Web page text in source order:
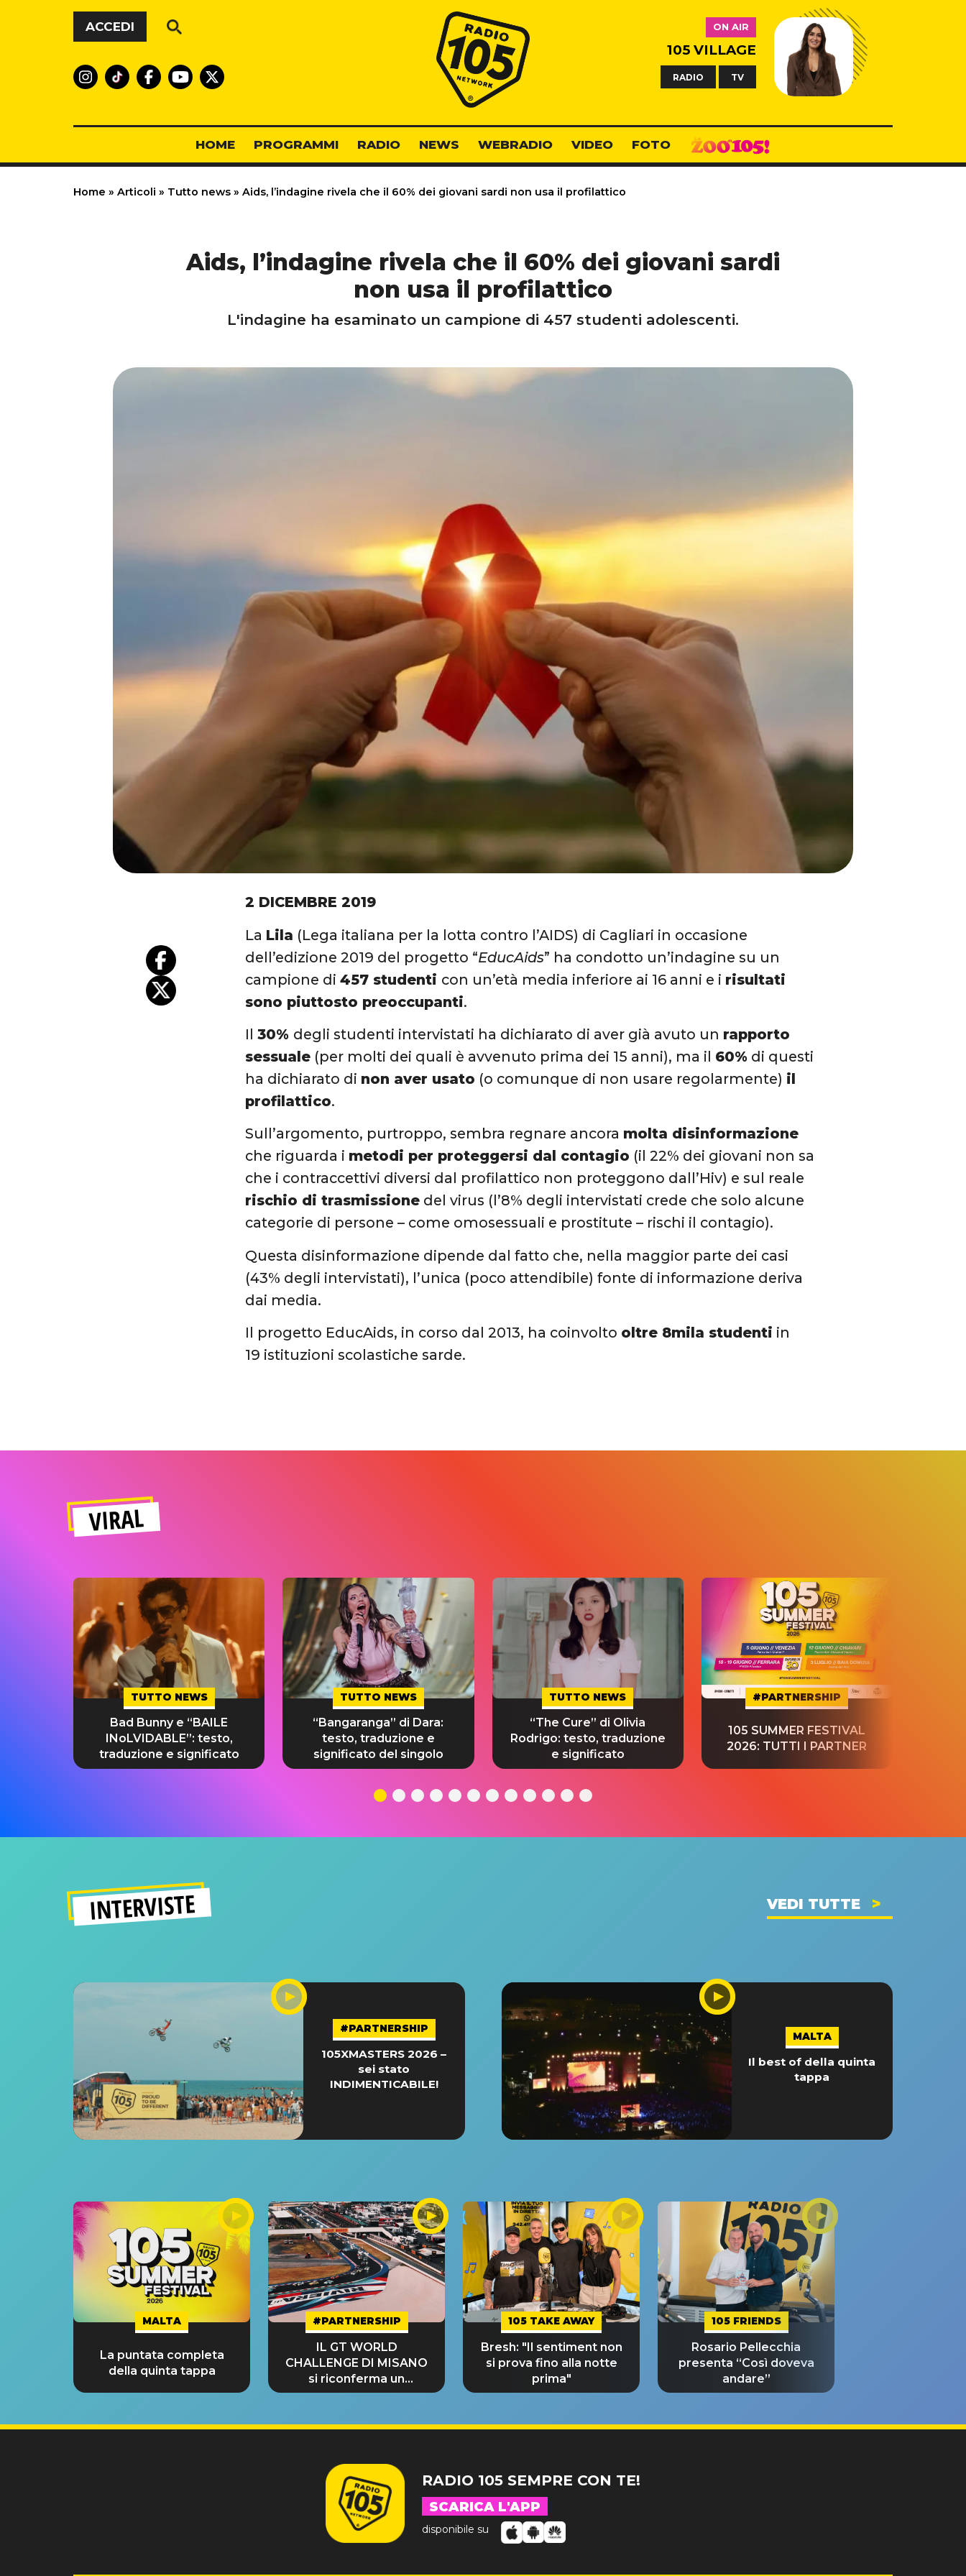
Vai al contenuto
ACCEDI
Radio 105
ON AIR
105 VILLAGE
RADIO TV
HOME PROGRAMMI RADIO NEWS WEBRADIO VIDEO FOTO
Home » Articoli » Tutto news » Aids, l’indagine rivela che il 60% dei giovani sardi non usa il profilattico
Aids, l’indagine rivela che il 60% dei giovani sardi
non usa il profilattico
L'indagine ha esaminato un campione di 457 studenti adolescenti.
2 DICEMBRE 2019
La Lila (Lega italiana per la lotta contro l’AIDS) di Cagliari in occasione
dell’edizione 2019 del progetto “EducAids” ha condotto un’indagine su un
campione di457 studenti con un’età media inferiore ai 16 anni e i risultati
sono piuttosto preoccupanti.
Il30% degli studenti intervistati ha dichiarato di aver già avuto un rapporto
sessuale (per molti dei quali è avvenuto prima dei 15 anni), ma il 60% di questi
ha dichiarato di non aver usato (o comunque di non usare regolarmente) il
profilattico.
Sull’argomento, purtroppo, sembra regnare ancora molta disinformazione
che riguarda i metodi per proteggersi dal contagio (il 22% dei giovani non sa
che i contraccettivi diversi dal profilattico non proteggono dall’Hiv) e sul reale
rischio di trasmissione del virus (l’8% degli intervistati crede che solo alcune
categorie di persone – come omosessuali e prostitute – rischi il contagio).
Questa disinformazione dipende dal fatto che, nella maggior parte dei casi
(43% degli intervistati), l’unica (poco attendibile) fonte di informazione deriva
dai media.
Il progetto EducAids, in corso dal 2013, ha coinvolto oltre 8mila studenti in
19 istituzioni scolastiche sarde.
VIRAL
TUTTO NEWS
Bad Bunny e “BAILE
INoLVIDABLE”: testo,
traduzione e significato
TUTTO NEWS
“Bangaranga” di Dara:
testo, traduzione e
significato del singolo
TUTTO NEWS
“The Cure” di Olivia
Rodrigo: testo, traduzione
e significato
#PARTNERSHIP
105 SUMMER FESTIVAL
2026: TUTTI I PARTNER
INTERVISTE VEDI TUTTE
#PARTNERSHIP
105XMASTERS 2026 –
sei stato
INDIMENTICABILE!
MALTA
Il best of della quinta
tappa
MALTA
La puntata completa
della quinta tappa
#PARTNERSHIP
IL GT WORLD
CHALLENGE DI MISANO
si riconferma un
GRANDE SUCCESSO!
105 TAKE AWAY
Bresh: "Il sentiment non
si prova fino alla notte
prima"
105 FRIENDS
Rosario Pellecchia
presenta “Così doveva
andare”
RADIO 105 SEMPRE CON TE!
SCARICA L'APP
disponibile su